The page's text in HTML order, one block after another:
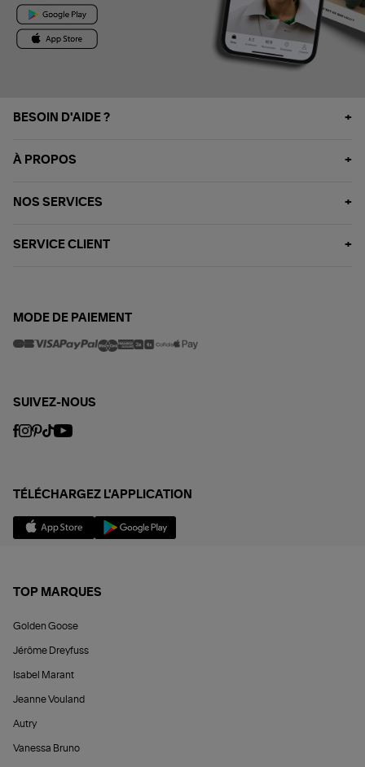
BESOIN D'AIDE ?
À PROPOS
NOS SERVICES
SERVICE CLIENT
MODE DE PAIEMENT
SUIVEZ-NOUS
TÉLÉCHARGEZ L'APPLICATION
TOP MARQUES
Golden Goose
Jérôme Dreyfuss
Isabel Marant
Jeanne Vouland
Autry
Vanessa Bruno